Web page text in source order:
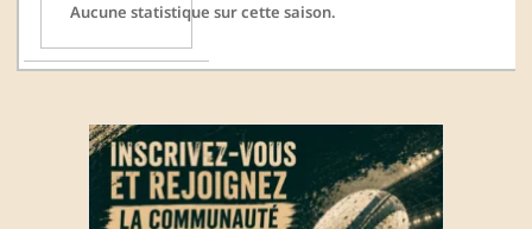
Aucune statistique sur cette saison.